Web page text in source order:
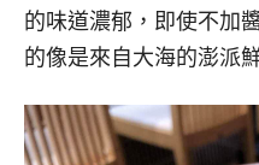
的味道濃郁，即使不加
的像是來自大海的澎派